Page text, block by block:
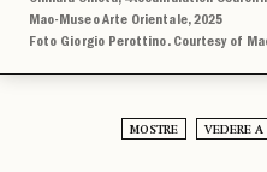
Mao-Museo Arte Orientale, 2025
Foto Giorgio Perottino. Courtesy of
MOSTRE VEDERE A